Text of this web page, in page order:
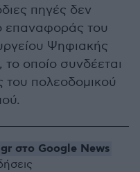
πηγές δεν
επαναφοράς του
Ψηφιακής
οποίο συνδέεται
του πολεοδομικού
στο Google News